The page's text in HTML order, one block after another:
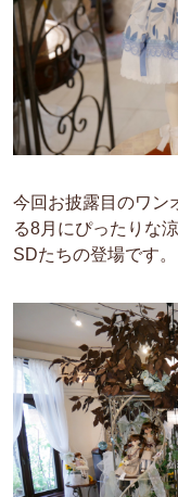
今回お披露目のワン
る8月にぴったりな
SDたちの登場です。